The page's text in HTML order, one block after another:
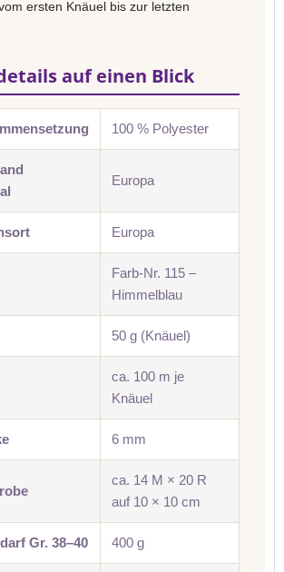
ersten Knäuel bis zur letzten
auf einen Blick
100 % Polyester
Europa
Europa
Farb-Nr. 115 –
Himmelblau
50 g (Knäuel)
ca. 100 m je
Knäuel
6 mm
ca. 14 M × 20 R
auf 10 × 10 cm
Gr. 38–40 400 g